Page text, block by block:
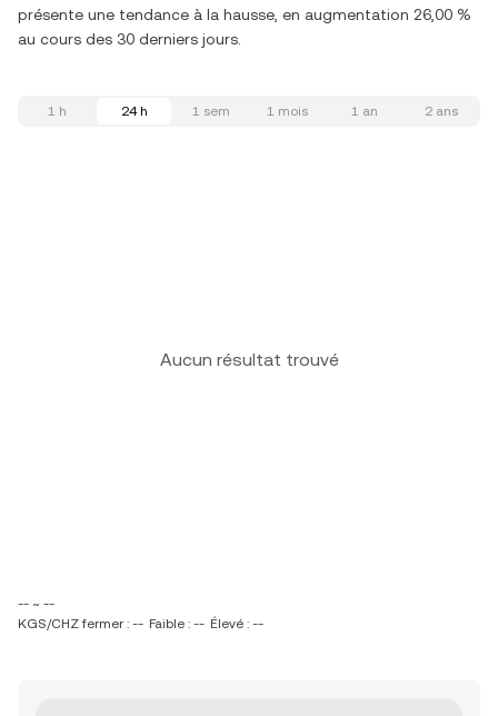
présente une tendance à la hausse, en augmentation 26,00 %
au cours des 30 derniers jours.
1 h 24 h 1 sem 1 mois 1 an 2 ans
Aucun résultat trouvé
-- ~ --
KGS/CHZ fermer : -- Faible : -- Élevé : --